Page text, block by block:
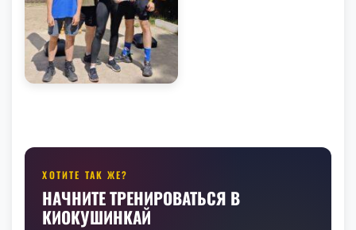
ХОТИТЕ ТАК ЖЕ?
НАЧНИТЕ ТРЕНИРОВАТЬСЯ В
КИОКУШИНКАЙ